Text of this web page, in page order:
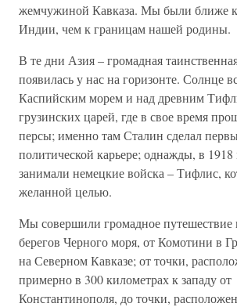
жемчужиной Кавказа. Мы были ближе
Индии, чем к границам нашей родины.
В те дни Азия – громадная
появилась у нас на горизонте. Солнце
Каспийским морем и над древним
грузинских царей, где в свое время
персы; именно там Сталин сделал
политической карьере; однажды, в 1918
занимали немецкие войска – Тифлис,
желанной целью.
Мы совершили громадное путешествие
берегов Черного моря, от Комотини в
на Северном Кавказе; от точки,
примерно в 300 километрах к западу от
Константинополя, до точки,